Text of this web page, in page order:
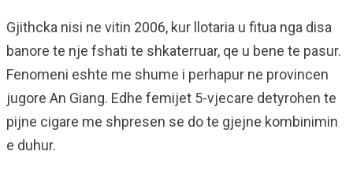
Gjithcka nisi ne vitin 2006, kur llotaria u fitua nga disa
banore te nje fshati te shkaterruar, qe u bene te pasur.
Fenomeni eshte me shume i perhapur ne provincen
jugore An Giang. Edhe femijet 5-vjecare detyrohen te
pijne cigare me shpresen se do te gjejne kombinimin
e duhur.